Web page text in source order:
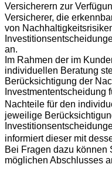
Versicherern zur
Versicherer, die
von
an.
Im Rahmen der im
individuellen Beratung
Berücksichtigung der
Investmententscheidung
Nachteile für den
jeweilige
informiert dieser mit
Bei Fragen dazu können
möglichen Abschlusses